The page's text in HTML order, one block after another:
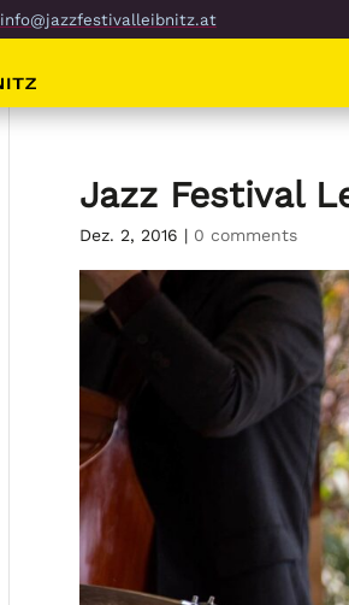
info@jazzfestivalleibnitz.at
Jazz Festival
Dez. 2, 2016 | 0 comments